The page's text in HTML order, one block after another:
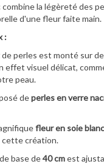
la légèreté des
d'une fleur faite main.
:
de perles est monté sur
effet visuel délicat,
peau.
deperles en verre
fleur en soie
cette création.
base de40 cmest